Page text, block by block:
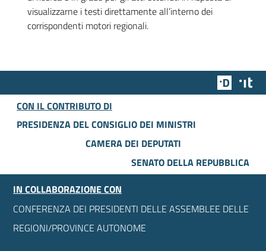
visualizzarne i testi direttamente all’interno dei
corrispondenti motori regionali.
Team
CON IL CONTRIBUTO DI
PRESIDENZA DEL CONSIGLIO DEI MINISTRI
CAMERA DEI DEPUTATI
SENATO DELLA REPUBBLICA
IN COLLABORAZIONE CON
CONFERENZA DEI PRESIDENTI DELLE ASSEMBLEE DELLE
REGIONI/PROVINCE AUTONOME